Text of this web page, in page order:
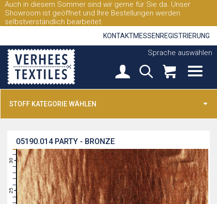
Auch in diesem Sommer sind wir gerne für Sie da. Unser
Showroom ist geöffnet und Ihre Bestellungen werden
selbstverständlich bearbeitet.
KONTAKTMESSEN REGISTRIERUNG
Sprache auswählen
STOFF KATEGORIE WÄHLEN
PARTY - BRONZE
05190.014
24
25
26
29
30
31